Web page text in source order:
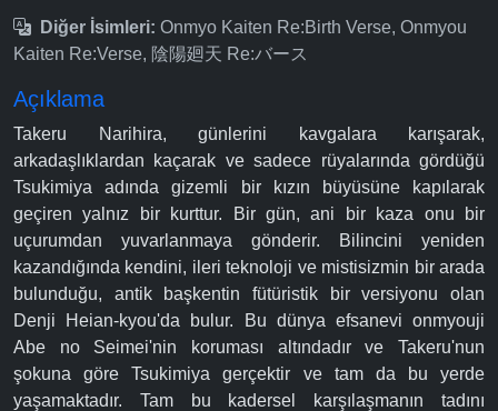
Diğer İsimleri: Onmyo Kaiten Re:Birth Verse, Onmyou
Kaiten Re:Verse, 陰陽廻天 Re:バース
Açıklama
Takeru Narihira, günlerini kavgalara karışarak,
arkadaşlıklardan kaçarak ve sadece rüyalarında gördüğü
Tsukimiya adında gizemli bir kızın büyüsüne kapılarak
geçiren yalnız bir kurttur. Bir gün, ani bir kaza onu bir
uçurumdan yuvarlanmaya gönderir. Bilincini yeniden
kazandığında kendini, ileri teknoloji ve mistisizmin bir arada
bulunduğu, antik başkentin fütüristik bir versiyonu olan
Denji Heian-kyou'da bulur. Bu dünya efsanevi onmyouji
Abe no Seimei'nin koruması altındadır ve Takeru'nun
şokuna göre Tsukimiya gerçektir ve tam da bu yerde
yaşamaktadır. Tam bu kadersel karşılaşmanın tadını